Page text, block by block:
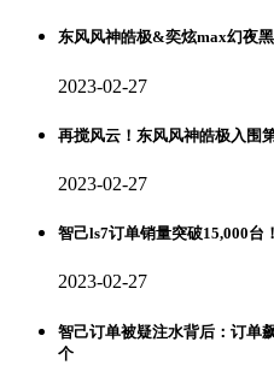
东风风神皓极&奕炫max幻夜
2023-02-27
再搅风云！东风风神皓极入围
2023-02-27
智己ls7订单销量突破15,000台
2023-02-27
智己订单被疑注水背后：订单
个